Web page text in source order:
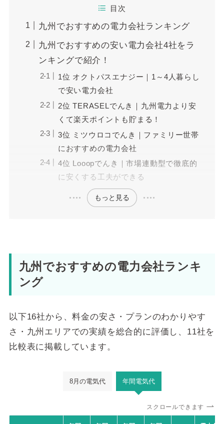
目次
九州でおすすめの電力会社ランキング
九州でおすすめの安い電力会社4社をラ
ンキングで紹介！
1位 オクトパスエナジー｜1～4人暮らし
で安い電力会社
2位 TERASELでんき｜九州電力より安
くて楽天ポイントも貯まる！
3位 ミツウロコでんき｜ファミリー世帯
におすすめの電力会社
4位 Looopでんき｜市場連動型で徹底的
に安くする工夫ができる
もっと見る
九州でおすすめの電力会社ランキ
ング
以下16社から、料金の安さ・プランのわかりやす
さ・九州エリアでの実績を総合的に評価し、11社を
比較表に掲載しています。
8月の電気代 年間電気代
スクロールできます